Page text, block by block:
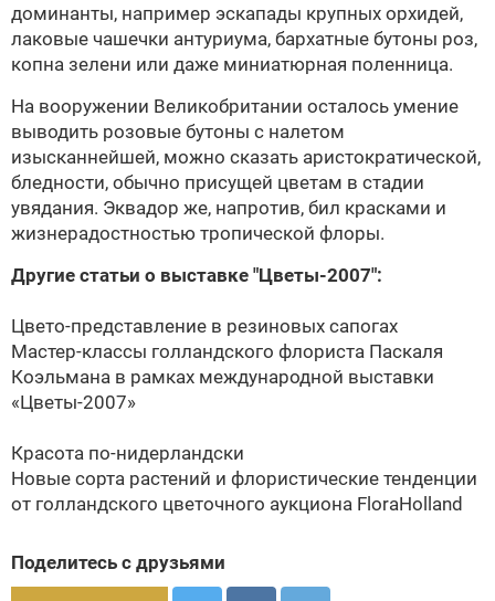
доминанты, например эскапады крупных орхидей,
лаковые чашечки антуриума, бархатные бутоны роз,
копна зелени или даже миниатюрная поленница.
На вооружении Великобритании осталось умение
выводить розовые бутоны с налетом
изысканнейшей, можно сказать аристократической,
бледности, обычно присущей цветам в стадии
увядания. Эквадор же, напротив, бил красками и
жизнерадостностью тропической флоры.
Другие статьи о выставке "Цветы-2007":
Цвето-представление в резиновых сапогах
Мастер-классы голландского флориста Паскаля
Коэльмана в рамках международной выставки
«Цветы-2007»
Красота по-нидерландски
Новые сорта растений и флористические тенденции
от голландского цветочного аукциона FloraHolland
Поделитесь с друзьями